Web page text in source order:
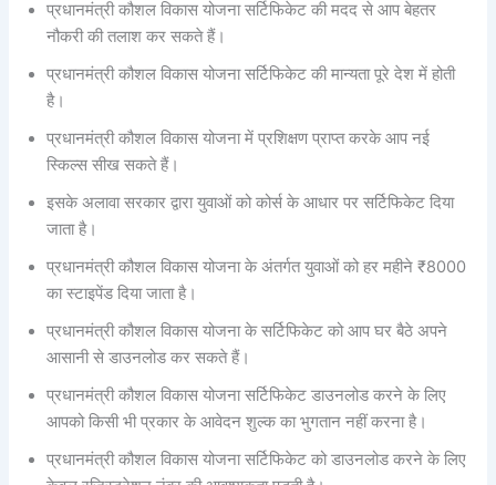
प्रधानमंत्री कौशल विकास योजना सर्टिफिकेट की मदद से आप बेहतर
नौकरी की तलाश कर सकते हैं।
प्रधानमंत्री कौशल विकास योजना सर्टिफिकेट की मान्यता पूरे देश में होती
है।
प्रधानमंत्री कौशल विकास योजना में प्रशिक्षण प्राप्त करके आप नई
स्किल्स सीख सकते हैं।
इसके अलावा सरकार द्वारा युवाओं को कोर्स के आधार पर सर्टिफिकेट दिया
जाता है।
प्रधानमंत्री कौशल विकास योजना के अंतर्गत युवाओं को हर महीने ₹8000
का स्टाइपेंड दिया जाता है।
प्रधानमंत्री कौशल विकास योजना के सर्टिफिकेट को आप घर बैठे अपने
आसानी से डाउनलोड कर सकते हैं।
प्रधानमंत्री कौशल विकास योजना सर्टिफिकेट डाउनलोड करने के लिए
आपको किसी भी प्रकार के आवेदन शुल्क का भुगतान नहीं करना है।
प्रधानमंत्री कौशल विकास योजना सर्टिफिकेट को डाउनलोड करने के लिए